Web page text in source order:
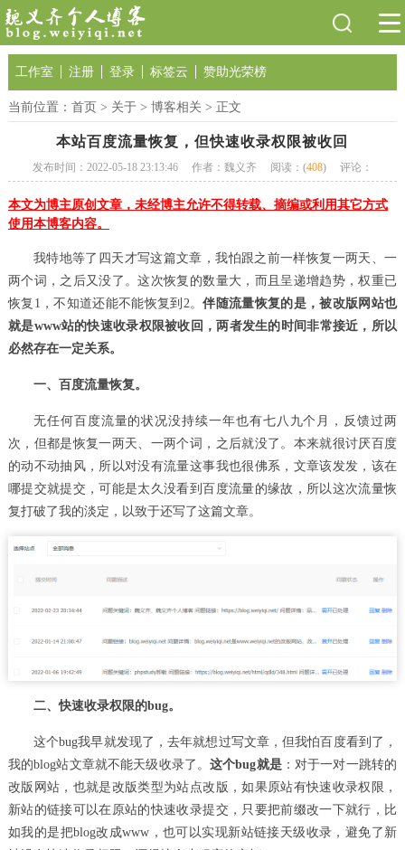
工作室 注册 登录 标签云 赞助光荣榜
当前位置： 首页 > 关于> 博客相关 > 正文
本站百度流量恢复，但快速收录权限被收回
发布时间：2022-05-18 23:13:46 作者：魏义齐 阅读：(408) 评论：
本文为博主原创文章，未经博主允许不得转载、摘编或利用其它方式
使用本博客内容。
我特地等了四天才写这篇文章，我怕跟之前一样恢复一两天、一
两个词，之后又没了。这次恢复的数量大，而且呈递增趋势，权重已
恢复1，不知道还能不能恢复到2。伴随流量恢复的是，被改版网站也
就是www站的快速收录权限被收回，两者发生的时间非常接近，所以
必然存在一定关系。
一、百度流量恢复。
无任何百度流量的状况没持续一年也有七八九个月，反馈过两
次，但都是恢复一两天、一两个词，之后就没了。本来就很讨厌百度
的动不动抽风，所以对没有流量这事我也很佛系，文章该发发，该在
哪提交就提交，可能是太久没看到百度流量的缘故，所以这次流量恢
复打破了我的淡定，以致于还写了这篇文章。
二、快速收录权限的bug。
这个bug我早就发现了，去年就想过写文章，但我怕百度看到了，
我的blog站文章就不能天级收录了。这个bug就是：对于一对一跳转的
改版网站，也就是改版类型为站点改版，如果原站有快速收录权限，
新站的链接可以在原站的快速收录提交，只要把前缀改一下就行，比
如我的是把blog改成www，也可以实现新站链接天级收录，避免了新